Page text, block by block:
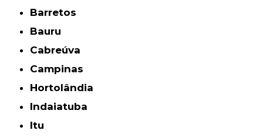
Barretos
Bauru
Cabreúva
Campinas
Hortolândia
Indaiatuba
Itu